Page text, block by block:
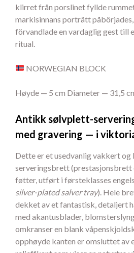
klirret från porslinet fyllde
markisinnans porträtt
förvandlade en vardaglig gest till
ritual.
NORWEGIAN BLOCK
Høyde — 5 cm Diameter — 31,5
Antikk sølvplett-
med gravering — i
Dette er et usedvanlig vakkert
serveringsbrett (prestasjonsbrett
føtter, utført i førsteklasses
silver-plated salver tray). Hele
dekket av et fantastisk, detaljert
med akantusblader,
omkranser en blank
opphøyde kanten er omsluttet av